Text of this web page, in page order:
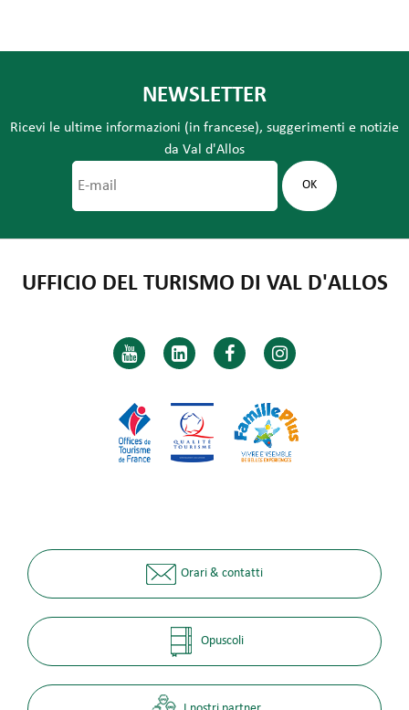
NEWSLETTER
Ricevi le ultime informazioni (in francese), suggerimenti e notizie
da Val d'Allos
UFFICIO DEL TURISMO DI VAL D'ALLOS
Orari & contatti
Opuscoli